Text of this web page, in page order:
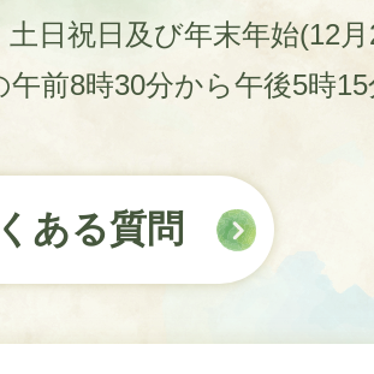
土日祝日及び年末年始(12
午前8時30分から午後5時
ある質問